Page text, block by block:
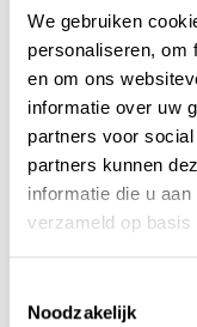
We gebruiken
personaliseren, om
en om ons
informatie over uw
partners voor
partners kunnen
informatie die u
verzameld op
Noodzakelijk
doelstellingen en
maken we van elk
Veel leesplezier!